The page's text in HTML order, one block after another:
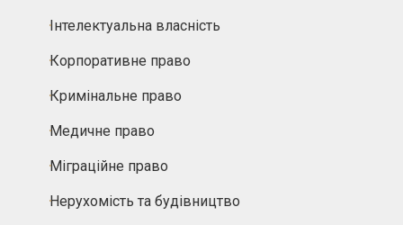
Інтелектуальна власність
Корпоративне право
Кримінальне право
Медичне право
Міграційне право
Нерухомість та будівництво